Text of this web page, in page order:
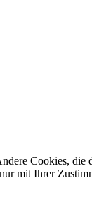
Cookies,
mit Ihrer